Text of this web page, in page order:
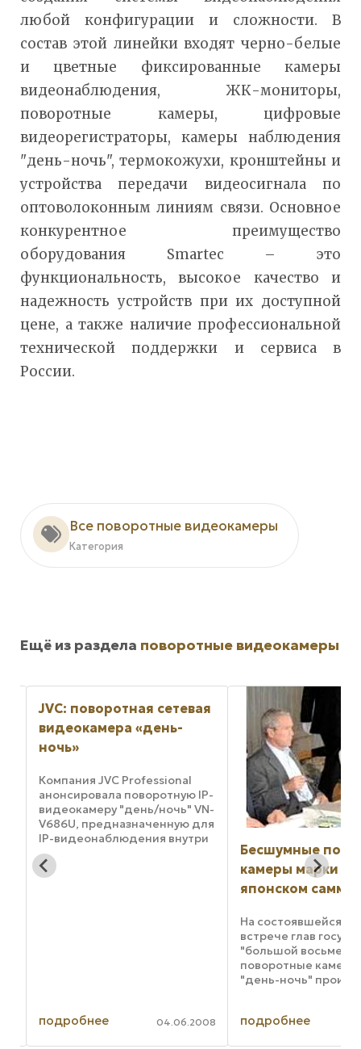
любой конфигурации и сложности. В
состав этой линейки входят черно-белые
и цветные фиксированные камеры
видеонаблюдения, ЖК-мониторы,
поворотные камеры, цифровые
видеорегистраторы, камеры наблюдения
"день-ночь", термокожухи, кронштейны и
устройства передачи видеосигнала по
оптоволоконным линиям связи. Основное
конкурентное преимущество
оборудования Smartec – это
функциональность, высокое качество и
надежность устройств при их доступной
цене, а также наличие профессиональной
технической поддержки и сервиса в
России.
Все поворотные видеокамеры
Категория
Ещё из раздела поворотные видеокамеры
Бесшумные поворотные
Эти камеры работали в
подробнее 18.08.2008
поворотная
видеокамера
В широком
оборудования
новая
поворотная
моделей она
подробнее